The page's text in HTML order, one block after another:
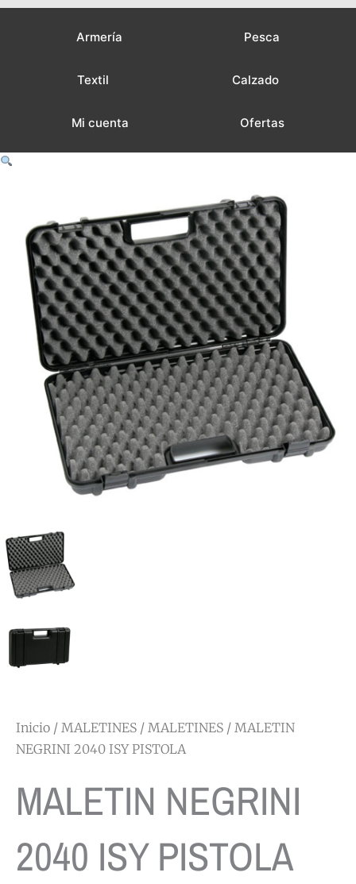
Armería Pesca
Textil Calzado
Mi cuenta Ofertas
Inicio / MALETINES / MALETINES / MALETIN
NEGRINI 2040 ISY PISTOLA
MALETIN NEGRINI
2040 ISY PISTOLA